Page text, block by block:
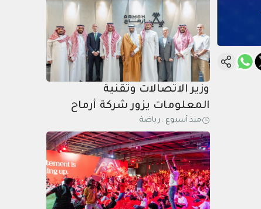
وزير الاتصالات وتقنية
المعلومات يزور شركة أرماح
الرياضية ويطلع على مبادراتها
في التحول الرقمي
منذ أسبوع . رياضة